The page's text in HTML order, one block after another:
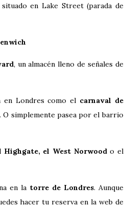
en Lake Street (parada de
, un almacén lleno de señales de
en Londres como el carnaval de
O simplemente pasea por el barrio
Highgate, el West Norwoodo el
en la torre de Londres. Aunque
hacer tu reserva en la web de